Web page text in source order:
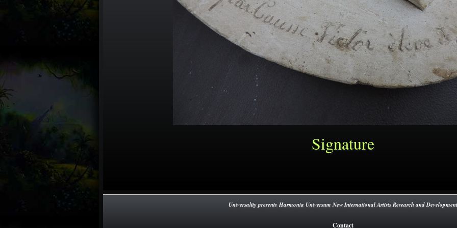
Signature
Universality presents Harmonia Universum New International Artists Research and Development
Contact